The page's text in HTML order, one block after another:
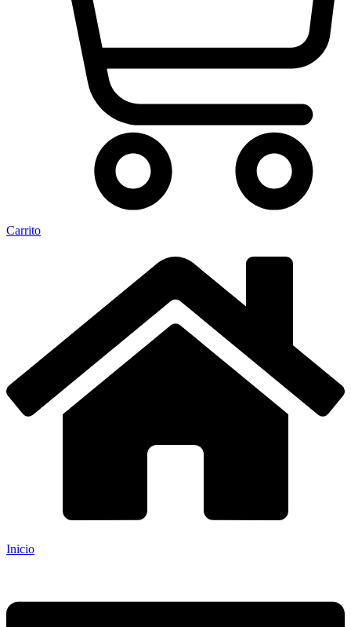
Carrito
Inicio